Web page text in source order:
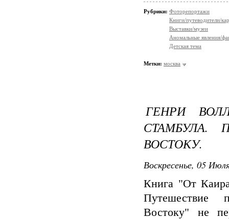
Рубрики: Фоторепортажи
Книги/путеводители/
Выставки/музеи
Аномальные явления/
Детская тема
Метки: москва
ГЕНРИ
СТАМБУЛА.
ВОСТОКУ.
Воскресенье, 05
Книга "От
Путешествие
Востоку" не